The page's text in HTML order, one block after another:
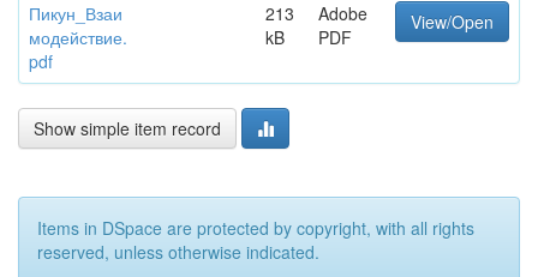
Пикун_Взаи
модействие.
pdf
213
kB
Adobe
PDF
View/Open
Show simple item record
Items in DSpace are protected by copyright, with all rights
reserved, unless otherwise indicated.